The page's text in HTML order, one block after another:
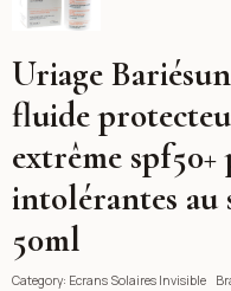
Uriage
fluide
extrême spf50+
intolérantes au
50ml
Category: Ecrans Solaires Invisible